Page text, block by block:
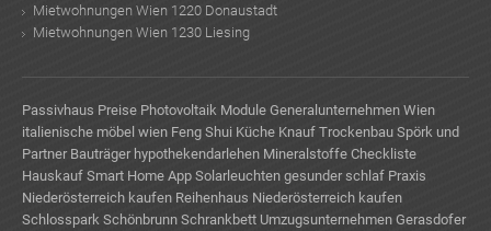
Mietwohnungen Wien 1220 Donaustadt
Mietwohnungen Wien 1230 Liesing
Passivhaus Preise Photovoltaik Module Generalunternehmen Wien
italienische möbel wien Feng Shui Küche Knauf Trockenbau Spörk und
Partner Bauträger hypothekendarlehen Mineralstoffe Checkliste
Hauskauf Smart Home App Solarleuchten gesunder schlaf Praxis
Niederösterreich kaufen Reihenhaus Niederösterreich kaufen
Schlosspark Schönbrunn Schrankbett Umzugsunternehmen Gerasdofer